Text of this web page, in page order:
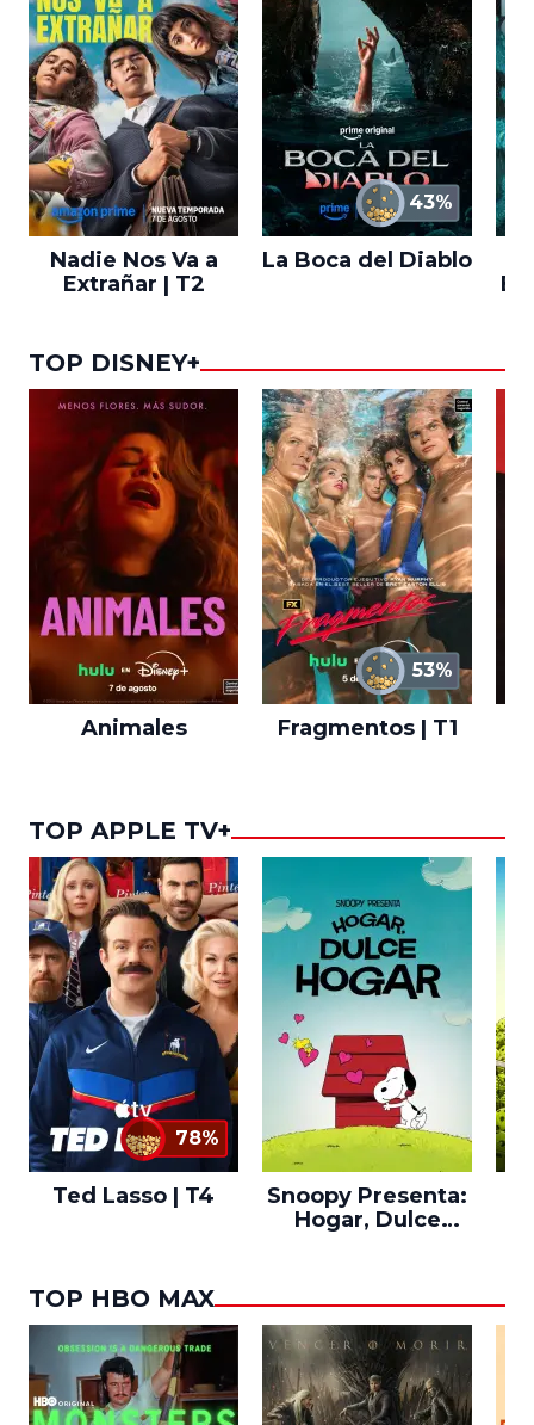
Nadie Nos Va a
Extrañar | T2
43%
La Boca del Diablo
TOP DISNEY+
Animales
53%
Fragmentos | T1
TOP APPLE TV+
78%
Ted Lasso | T4
Snoopy Presenta:
Hogar, Dulce
TOP HBO MAX